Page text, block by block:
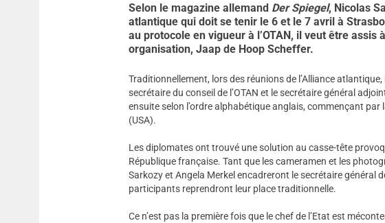
Selon le magazine allemand Der Spiegel, Nicolas
atlantique qui doit se tenir le 6 et le 7 avril à
au protocole en vigueur à l’OTAN, il veut être
organisation, Jaap de Hoop Scheffer.
Traditionnellement, lors des réunions de l’Alliance
secrétaire du conseil de l’OTAN et le secrétaire général
ensuite selon l’ordre alphabétique anglais, commençant
(USA).
Les diplomates ont trouvé une solution au casse-tête
République française. Tant que les cameramen et les
Sarkozy et Angela Merkel encadreront le secrétaire général
participants reprendront leur place traditionnelle.
Ce n’est pas la première fois que le chef de l’Etat est